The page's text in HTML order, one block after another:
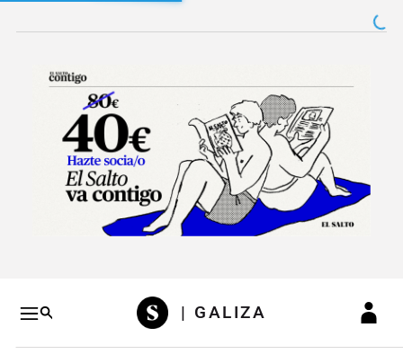
Salto a contenidoSalto a navegación
| GALIZA